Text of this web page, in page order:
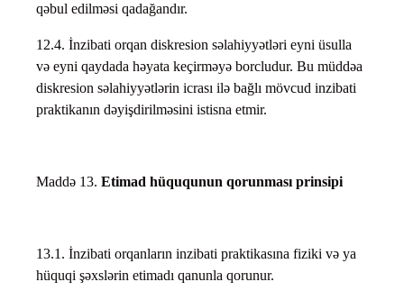
qəbul edilməsi qadağandır.
12.4. İnzibati orqan diskresion səlahiyyətləri eyni üsulla
və eyni qaydada həyata keçirməyə borcludur. Bu müddəa
diskresion səlahiyyətlərin icrası ilə bağlı mövcud inzibati
praktikanın dəyişdirilməsini istisna etmir.
Maddə 13. Etimad hüququnun qorunması prinsipi
13.1. İnzibati orqanların inzibati praktikasına fiziki və ya
hüquqi şəxslərin etimadı qanunla qorunur.